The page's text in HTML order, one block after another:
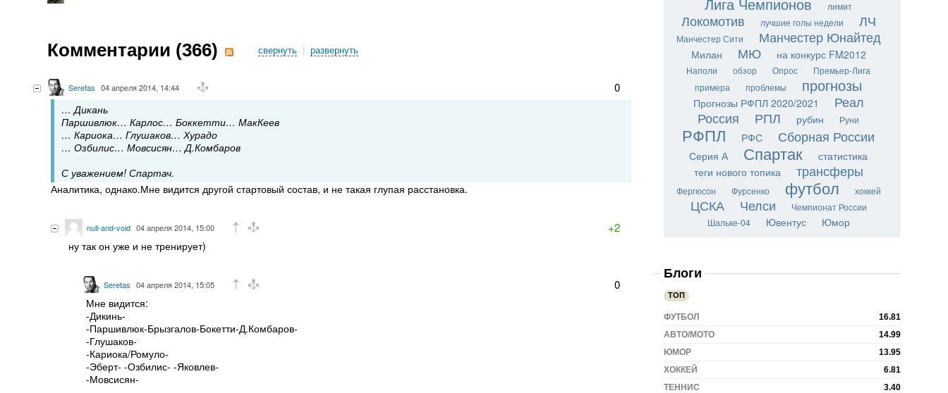
Комментарии (366) свернуть |развернуть
Seretas 04 апреля 2014, 14:44 0
… Дикань
Паршивлюк… Карлос… Боккетти… МакКеев
… Кариока… Глушаков… Хурадо
… Озбилис… Мовсисян… Д.Комбаров
С уважением! Спартач.
Аналитика, однако.Мне видится другой стартовый состав, и не такая глупая расстановка.
null-and-void 04 апреля 2014, 15:00 +2
ну так он уже и не тренирует)
Seretas 04 апреля 2014, 15:05 0
Мне видится:
-Дикинь-
-Паршивлюк-Брызгалов-Бокетти-Д.Комбаров-
-Глушаков-
-Кариока/Ромуло-
-Эберт- -Озбилис- -Яковлев-
-Мовсисян-
лимит
Локомотив лучшие голы недели ЛЧ
Манчестер Сити Манчестер Юнайтед
Милан МЮ на конкурс FM2012
Наполи обзор Опрос
Премьер-Лига
примера
проблемы прогнозы
Прогнозы РФПЛ 2020/2021
Реал
Россия
РПЛ рубин Руни
РФПЛ РФС Сборная России
Серия А Спартак
статистика
теги нового топика
трансферы
Фергюсон Фурсенко футбол хоккей
ЦСКА Челси
Чемпионат России
Шальке-04
Ювентус Юмор
Блоги
ТОП
16.81
ФУТБОЛ
14.99
АВТО/МОТО
13.95
ЮМОР
6.81
ХОККЕЙ
3.40
ТЕННИС